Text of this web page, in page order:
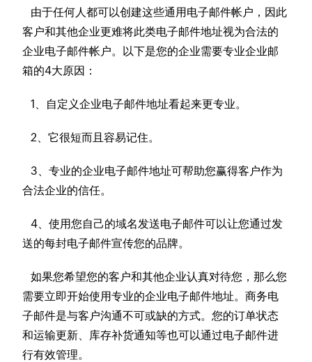
由于任何人都可以创建这些通用电子邮件帐户，因此
客户和其他企业更难将此类电子邮件地址视为合法的
企业电子邮件帐户。以下是您的企业需要专业企业邮
箱的4大原因：
1、自定义企业电子邮件地址看起来更专业。
2、它很短而且容易记住。
3、专业的企业电子邮件地址可帮助您赢得客户作为
合法企业的信任。
4、使用您自己的域名发送电子邮件可以让您通过发
送的每封电子邮件宣传您的品牌。
如果您希望您的客户和其他企业认真对待您，那么您
需要立即开始使用专业的企业电子邮件地址。商务电
子邮件是与客户沟通不可或缺的方式。您的订单状态
和运输更新、库存补货通知等也可以通过电子邮件进
行有效管理。